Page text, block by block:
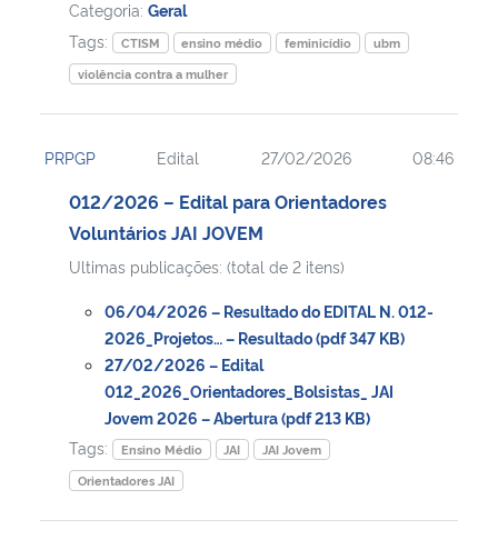
Secretaria de Governo
Gabinete de Segurança Institucional
Categoria: Geral
Tags:
CTISM ensino médio feminicídio
ubm
violência contra a mulher
PRPGP Edital 27/02/2026 08:46
012/2026 – Edital para Orientadores
Voluntários JAI JOVEM
Ultimas publicações: (total de 2 itens)
06/04/2026 – Resultado do EDITAL N. 012-
2026_Projetos… – Resultado (pdf 347 KB)
27/02/2026 – Edital
012_2026_Orientadores_Bolsistas_ JAI
Jovem 2026 – Abertura (pdf 213 KB)
Tags:
Ensino Médio JAI
JAI Jovem
Orientadores JAI